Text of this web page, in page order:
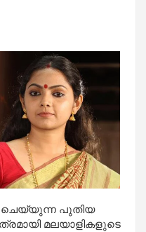
പുതിയ
മലയാളികളുടെ